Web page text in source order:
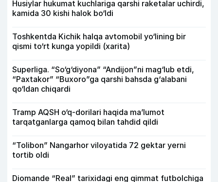
Husiylar hukumat kuchlariga qarshi raketalar uchirdi,
kamida 30 kishi halok bo‘ldi
Toshkentda Kichik halqa avtomobil yo‘lining bir
qismi to‘rt kunga yopildi (xarita)
Superliga. “So‘g‘diyona” “Andijon”ni mag‘lub etdi,
“Paxtakor” “Buxoro”ga qarshi bahsda g‘alabani
qo‘ldan chiqardi
Tramp AQSH o‘q-dorilari haqida ma’lumot
tarqatganlarga qamoq bilan tahdid qildi
“Tolibon” Nangarhor viloyatida 72 gektar yerni
tortib oldi
Diomande “Real” tarixidagi eng qimmat futbolchiga